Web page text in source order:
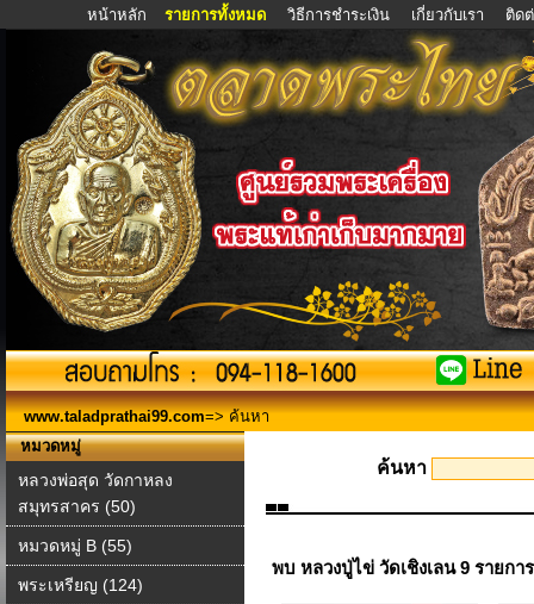
หน้าหลัก รายการทั้งหมด วิธีการชำระเงิน เกี่ยวกับเรา ติด
www.taladprathai99.com=> ค้นหา
หมวดหมู่
หลวงพ่อสุด วัดกาหลง
สมุทรสาคร (50)
หมวดหมู่ B (55)
พระเหรียญ (124)
ค้นหา
พบ หลวงปู่ไข่ วัดเชิงเลน 9 รายการ